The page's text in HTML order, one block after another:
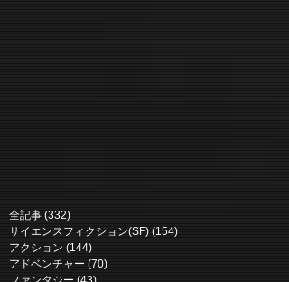
全記事 (332)
サイエンスフィクション(SF) (154)
アクション (144)
アドベンチャー (70)